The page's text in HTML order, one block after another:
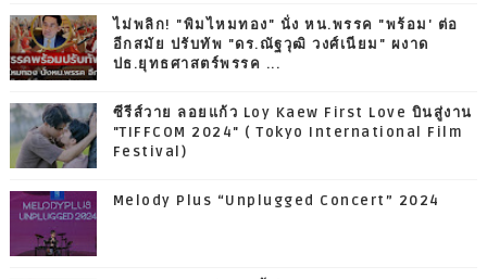
ไม่พลิก! "พิมไหมทอง" นั่ง หน.พรรค "พร้อม' ต่อ
อีกสมัย ปรับทัพ "ดร.ณัฐวุฒิ วงศ์เนียม" ผงาด
ปธ.ยุทธศาสตร์พรรค ...
ซีรีส์วาย ลอยแก้ว Loy Kaew First Love บินสู่งาน
"TIFFCOM 2024" ( Tokyo International Film
Festival)
Melody Plus “Unplugged Concert” 2024